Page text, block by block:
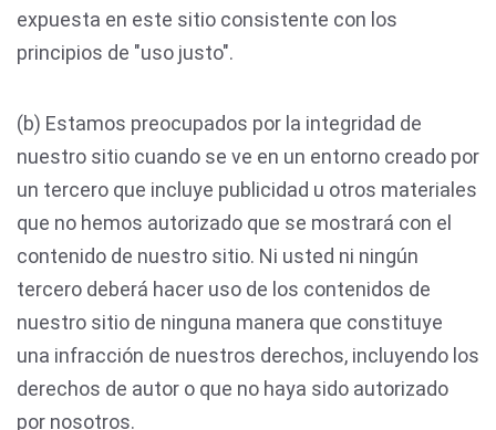
expuesta en este sitio consistente con los
principios de "uso justo".
(b) Estamos preocupados por la integridad de
nuestro sitio cuando se ve en un entorno creado por
un tercero que incluye publicidad u otros materiales
que no hemos autorizado que se mostrará con el
contenido de nuestro sitio. Ni usted ni ningún
tercero deberá hacer uso de los contenidos de
nuestro sitio de ninguna manera que constituye
una infracción de nuestros derechos, incluyendo los
derechos de autor o que no haya sido autorizado
por nosotros.